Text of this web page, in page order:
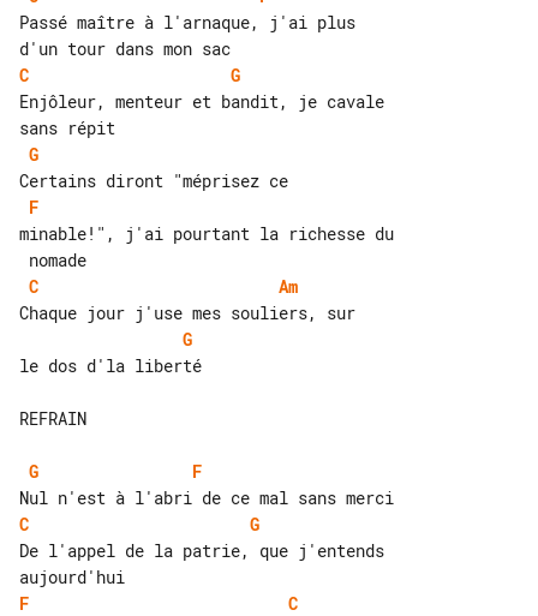
Passé maître à l'arnaque, j'ai plus
C
G
Enjôleur, menteur et bandit, je cavale
G
F
minable!", j'ai pourtant la richesse du
C
Am
G
le dos d'la liberté
REFRAIN
G
F
C
G
De l'appel de la patrie, que j'entends
F
C